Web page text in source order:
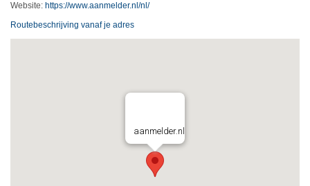
Website: https://www.aanmelder.nl/nl/
Routebeschrijving vanaf je adres
aanmelder.nl